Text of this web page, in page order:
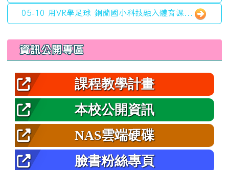
05-10 用VR學足球 銅蘭國小科技融入體育課...
左邊區域內容
資訊公開專區
課程教學計畫
本校公開資訊
NAS雲端硬碟
臉書粉絲專頁